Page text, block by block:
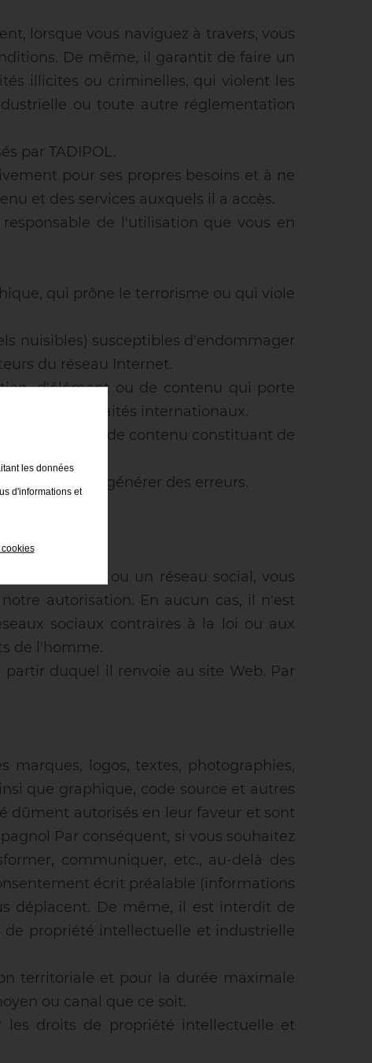
lorsque vous naviguez à travers, vous
De même, il garantit de faire un
illicites ou criminelles, qui violent les
ou toute autre réglementation
par TADIPOL.
pour ses propres besoins et à ne
et des services auxquels il a accès.
de l'utilisation que vous en
qui prône le terrorisme ou qui viole
nuisibles) susceptibles d'endommager
du réseau Internet.
d'élément ou de contenu qui porte
et dans les traités internationaux.
d'élément ou de contenu constituant de
manière à générer des erreurs.
part.
plateforme ou un réseau social, vous
autorisation. En aucun cas, il n'est
sociaux contraires à la loi ou aux
de l'homme.
duquel il renvoie au site Web. Par
logos, textes, photographies,
que graphique, code source et autres
dûment autorisés en leur faveur et sont
Par conséquent, si vous souhaitez
communiquer, etc., au-delà des
écrit préalable (informations
déplacent. De même, il est interdit de
propriété intellectuelle et industrielle
territoriale et pour la durée maximale
ou canal que ce soit.
les droits de propriété intellectuelle et
les données
d'informations et